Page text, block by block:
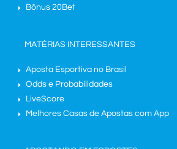
Bônus 20Bet
MATÉRIAS INTERESSANTES
Aposta Esportiva no Brasil
Odds e Probabilidades
LiveScore
Melhores Casas de Apostas com App